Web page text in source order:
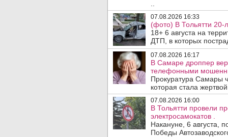
07.08.2026 16:33
(фото) В Тольятти 20-
18+ 6 августа на
ДТП, в которых
07.08.2026 16:17
В Самаре дроппер
телефонными
Прокуратура Самары
которая стала
07.08.2026 16:00
В Тольятти провели
электросамокатов .
Накануне, 6 августа,
Победы